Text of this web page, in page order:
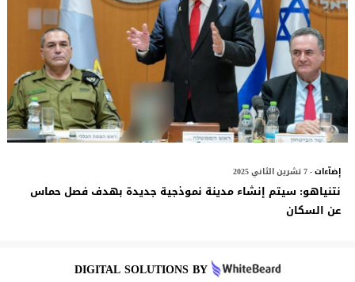
إضآءات- 7 تشرين الثاني 2025
نتنياهو: سيتم إنشاء مدينة نموذجية جديدة بهدف فصل حماس
عن السكان
DIGITAL SOLUTIONS BY